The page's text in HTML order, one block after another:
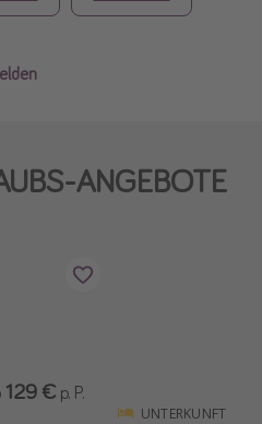
ANGEBOTE
129 € p. P.
UNTERKUNFT